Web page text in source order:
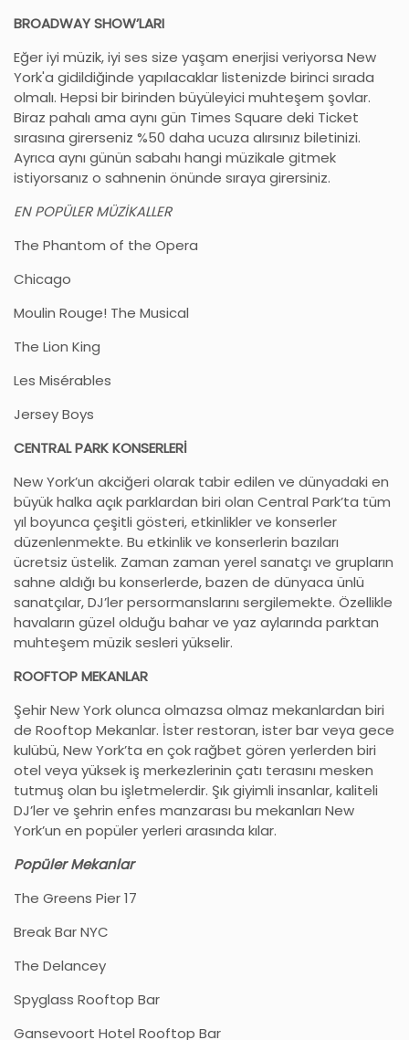
BROADWAY SHOW’LARI
Eğer iyi müzik, iyi ses size yaşam enerjisi veriyorsa New
York'a gidildiğinde yapılacaklar listenizde birinci sırada
olmalı. Hepsi bir birinden büyüleyici muhteşem şovlar.
Biraz pahalı ama aynı gün Times Square deki Ticket
sırasına girerseniz %50 daha ucuza alırsınız biletinizi.
Ayrıca aynı günün sabahı hangi müzikale gitmek
istiyorsanız o sahnenin önünde sıraya girersiniz.
EN POPÜLER MÜZİKALLER
The Phantom of the Opera
Chicago
Moulin Rouge! The Musical
The Lion King
Les Misérables
Jersey Boys
CENTRAL PARK KONSERLERİ
New York’un akciğeri olarak tabir edilen ve dünyadaki en
büyük halka açık parklardan biri olan Central Park’ta tüm
yıl boyunca çeşitli gösteri, etkinlikler ve konserler
düzenlenmekte. Bu etkinlik ve konserlerin bazıları
ücretsiz üstelik. Zaman zaman yerel sanatçı ve grupların
sahne aldığı bu konserlerde, bazen de dünyaca ünlü
sanatçılar, DJ’ler persormanslarını sergilemekte. Özellikle
havaların güzel olduğu bahar ve yaz aylarında parktan
muhteşem müzik sesleri yükselir.
ROOFTOP MEKANLAR
Şehir New York olunca olmazsa olmaz mekanlardan biri
de Rooftop Mekanlar. İster restoran, ister bar veya gece
kulübü, New York’ta en çok rağbet gören yerlerden biri
otel veya yüksek iş merkezlerinin çatı terasını mesken
tutmuş olan bu işletmelerdir. Şık giyimli insanlar, kaliteli
DJ’ler ve şehrin enfes manzarası bu mekanları New
York’un en popüler yerleri arasında kılar.
Popüler Mekanlar
The Greens Pier 17
Break Bar NYC
The Delancey
Spyglass Rooftop Bar
Gansevoort Hotel Rooftop Bar